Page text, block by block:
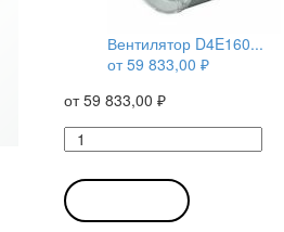
Вентилятор D4E160...
от59 833,00 ₽
от59 833,00 ₽
Количество
товара
Вентилятор
D4E160-
FH12-